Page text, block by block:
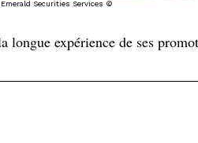
Securities Services ©
expérience de ses